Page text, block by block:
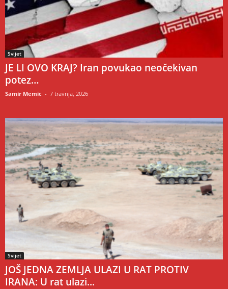
Svijet
JE LI OVO KRAJ? Iran povukao neočekivan
potez…
Samir Memic - 7 travnja, 2026
Svijet
JOŠ JEDNA ZEMLJA ULAZI U RAT PROTIV
IRANA: U rat ulazi...